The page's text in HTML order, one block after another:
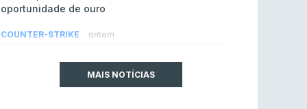
oportunidade de ouro
COUNTER-STRIKE ontem
do Counter-Strike 2MAIS NOTÍCIAS